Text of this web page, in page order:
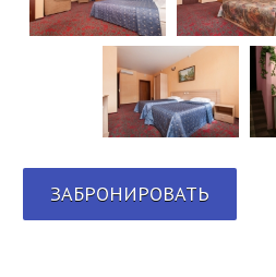
ЗАБРОНИРОВАТЬ